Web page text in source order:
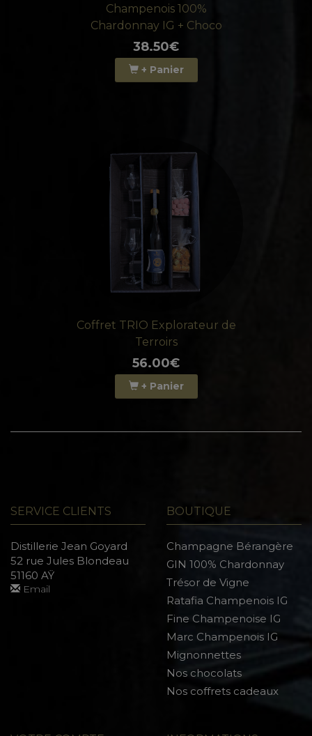
Champenois 100%
Chardonnay IG + Choco
38.50€
+ Panier
Coffret TRIO Explorateur de
Terroirs
56.00€
+ Panier
SERVICE CLIENTS
Distillerie Jean Goyard
52 rue Jules Blondeau
51160 AŸ
Email
BOUTIQUE
Champagne Bérangère
GIN 100% Chardonnay
Trésor de Vigne
Ratafia Champenois IG
Fine Champenoise IG
Marc Champenois IG
Mignonnettes
Nos chocolats
Nos coffrets cadeaux